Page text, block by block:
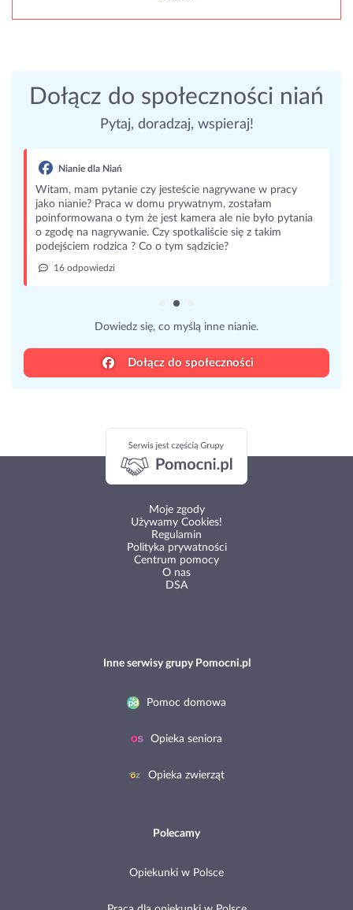
Dołącz do społeczności niań
Pytaj, doradzaj, wspieraj!
Nianie dla Niań
Witam, mam pytanie czy jesteście nagrywane w pracy
jako nianie? Praca w domu prywatnym, zostałam
poinformowana o tym że jest kamera ale nie było pytania
o zgodę na nagrywanie. Czy spotkaliście się z takim
podejściem rodzica ? Co o tym sądzicie?
16 odpowiedzi
Dowiedz się, co myślą inne nianie.
Dołącz do społeczności
Moje zgody
Używamy Cookies!
Regulamin
Polityka prywatności
Centrum pomocy
O nas
DSA
Inne serwisy grupy Pomocni.pl
Pomoc domowa
Opieka seniora
Opieka zwierząt
Polecamy
Opiekunki w Polsce